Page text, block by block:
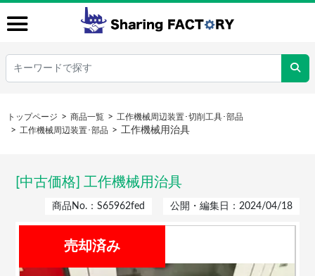
トップページ 商品一覧
工作機械周辺装置･切削工具･部品
工作機械周辺装置･部品
工作機械用治具
[中古価格] 工作機械用治具
商品No.：S65962fed 公開・編集日：2024/04/18
売却済み